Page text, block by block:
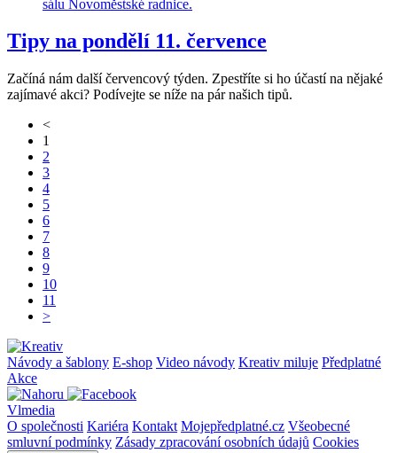
Tipy na pondělí 11. července
Začíná nám další červencový týden. Zpestříte si ho účastí na nějaké
zajímavé akci? Podívejte se níže na pár našich tipů.
<
1
2
3
4
5
6
7
8
9
10
11
>
Návody a šablony E-shop Video návody Kreativ miluje Předplatné
Akce
Vlmedia
O společnosti Kariéra Kontakt Mojepředplatné.cz Všeobecné
smluvní podmínky Zásady zpracování osobních údajů Cookies